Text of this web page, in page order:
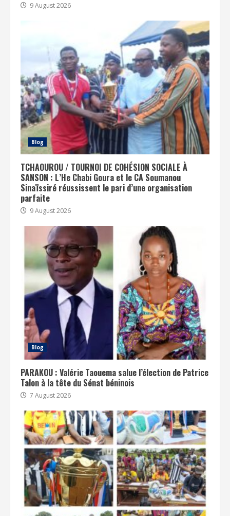
9 August 2026
Blog
TCHAOUROU / TOURNOI DE COHÉSION SOCIALE À
SANSON : L’He Chabi Goura et le CA Soumanou
Sinaïssiré réussissent le pari d’une organisation
parfaite
9 August 2026
Blog
PARAKOU : Valérie Taouema salue l’élection de Patrice
Talon à la tête du Sénat béninois
7 August 2026